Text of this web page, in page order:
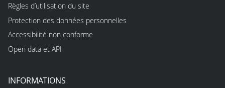
Règles d’utilisation du site
Protection des données personnelles
Accessibilité non conforme
Open data et API
INFORMATIONS